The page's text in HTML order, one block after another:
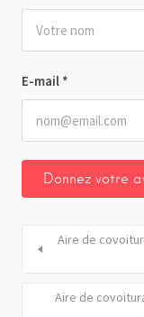
E-mail *
Aire de
Aire de